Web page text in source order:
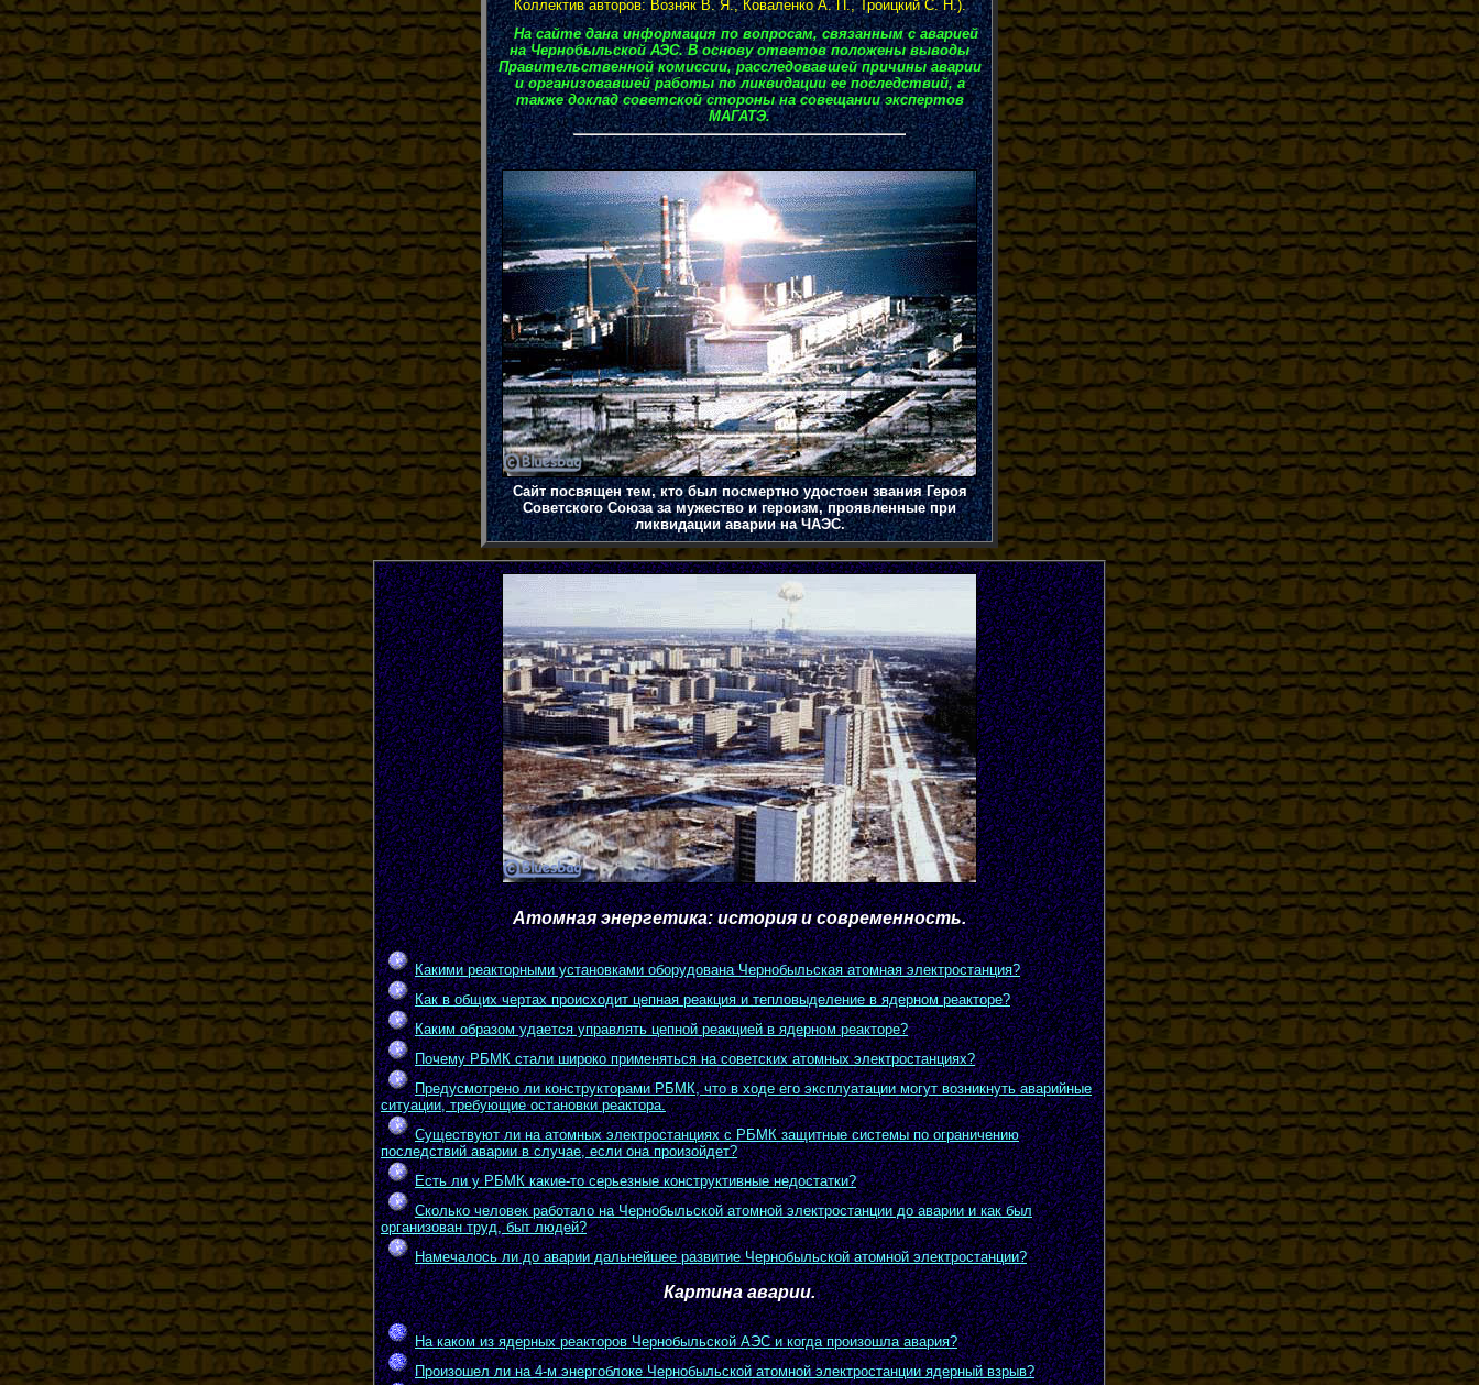
Коллектив авторов: Возняк В. Я., Коваленко А. П., Троицкий С. Н.).
.
На сайте дана информация по вопросам, связанным с аварией
на Чернобыльской АЭС. В основу ответов положены выводы
Правительственной комиссии, расследовавшей причины аварии
и организовавшей работы по ликвидации ее последствий, а
также доклад советской стороны на совещании экспертов
МАГАТЭ.
Сайт посвящен тем, кто был посмертно удостоен звания Героя
Советского Союза за мужество и героизм, проявленные при
ликвидации аварии на ЧАЭС.
Атомная энергетика: история и современность.
Какими реакторными установками оборудована Чернобыльская атомная электростанция?
Как в общих чертах происходит цепная реакция и тепловыделение в ядерном реакторе?
Каким образом удается управлять цепной реакцией в ядерном реакторе?
Почему РБМК стали широко применяться на советских атомных электростанциях?
Предусмотрено ли конструкторами РБМК, что в ходе его эксплуатации могут возникнуть аварийные
ситуации, требующие остановки реактора.
Существуют ли на атомных электростанциях с РБМК защитные системы по ограничению
последствий аварии в случае, если она произойдет?
Есть ли у РБМК какие-то серьезные конструктивные недостатки?
Сколько человек работало на Чернобыльской атомной электростанции до аварии и как был
организован труд, быт людей?
Намечалось ли до аварии дальнейшее развитие Чернобыльской атомной электростанции?
Картина аварии.
На каком из ядерных реакторов Чернобыльской АЭС и когда произошла авария?
Произошел ли на 4-м энергоблоке Чернобыльской атомной электростанции ядерный взрыв?